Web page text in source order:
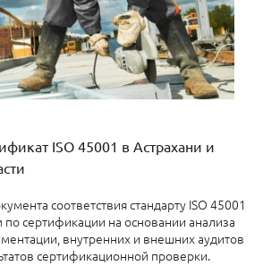
ISO 45001 в Астрахани и
соответствия стандарту ISO 45001
сертификации на основании анализа
внутренних и внешних аудитов
сертификационной проверки.